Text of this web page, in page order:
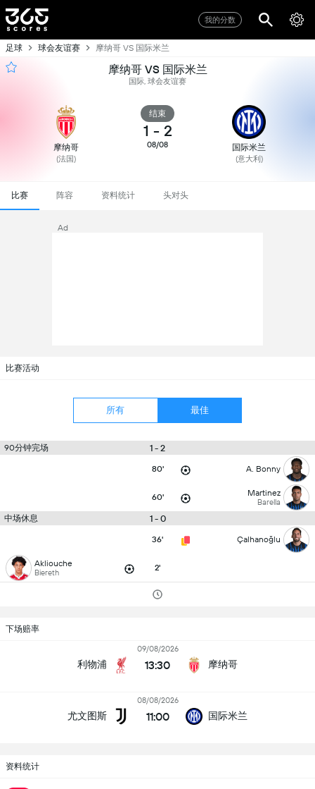
我的分数
足球 球会友谊赛 摩纳哥 VS 国际米兰
摩纳哥 VS 国际米兰
国际, 球会友谊赛
摩纳哥
(法国)
结束
1 - 2
08/08 国际米兰
(意大利)
比赛 阵容 资料统计 头对头
Ad
比赛活动
所有 最佳
90分钟完场 1 - 2
80' A. Bonny
60' Martinez
Barella
中场休息 1 - 0
36' Çalhanoğlu
Akliouche
Biereth 2'
下场赔率
利物浦
09/08/2026
13:30 摩纳哥
尤文图斯
08/08/2026
11:00 国际米兰
资料统计